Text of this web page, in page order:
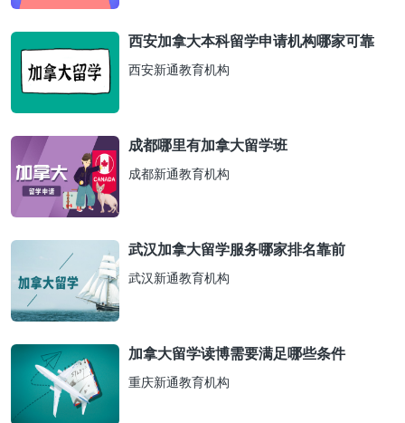
西安加拿大本科留学申请机构哪家可靠
西安新通教育机构
成都哪里有加拿大留学班
成都新通教育机构
武汉加拿大留学服务哪家排名靠前
武汉新通教育机构
加拿大留学读博需要满足哪些条件
重庆新通教育机构